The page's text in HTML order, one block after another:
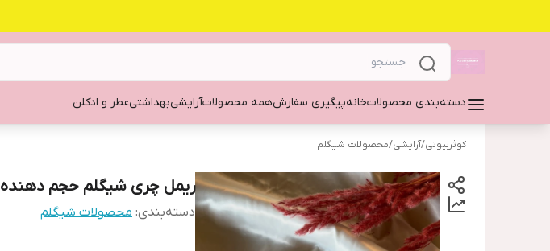
دسته‌بندی محصولاتخانهپیگیری سفارشهمه محصولاتآرایشیبهداشتیعطر و ادکلن
کوثربیوتی/آرایشی/محصولات شیگلم
ریمل چری شیگلم حجم دهنده
دسته‌بندی: محصولات شیگلم